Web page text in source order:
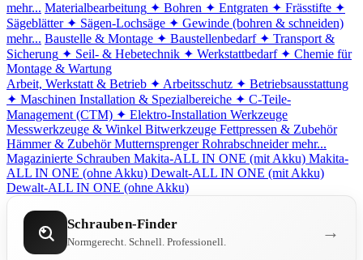
mehr... Materialbearbeitung ✦ Bohren ✦ Entgraten ✦ Frässtifte ✦
Sägeblätter ✦ Sägen-Lochsäge ✦ Gewinde (bohren & schneiden)
mehr... Baustelle & Montage ✦ Baustellenbedarf ✦ Transport &
Sicherung ✦ Seil- & Hebetechnik ✦ Werkstattbedarf ✦ Chemie für
Montage & Wartung
Arbeit, Werkstatt & Betrieb ✦ Arbeitsschutz ✦ Betriebsausstattung
✦ Maschinen Installation & Spezialbereiche ✦ C-Teile-
Management (CTM) ✦ Elektro-Installation Werkzeuge
Messwerkzeuge & Winkel Bitwerkzeuge Fettpressen & Zubehör
Hämmer & Zubehör Mutternsprenger Rohrabschneider mehr...
Magazinierte Schrauben Makita-ALL IN ONE (mit Akku) Makita-
ALL IN ONE (ohne Akku) Dewalt-ALL IN ONE (mit Akku)
Dewalt-ALL IN ONE (ohne Akku)
Schrauben-Finder
Normgerecht. Schnell. Professionell. →